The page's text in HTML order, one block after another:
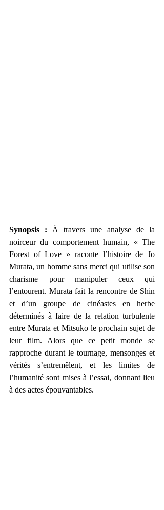
Synopsis : À travers une analyse de la
noirceur du comportement humain, « The
Forest of Love » raconte l’histoire de Jo
Murata, un homme sans merci qui utilise son
charisme pour manipuler ceux qui
l’entourent. Murata fait la rencontre de Shin
et d’un groupe de cinéastes en herbe
déterminés à faire de la relation turbulente
entre Murata et Mitsuko le prochain sujet de
leur film. Alors que ce petit monde se
rapproche durant le tournage, mensonges et
vérités s’entremêlent, et les limites de
l’humanité sont mises à l’essai, donnant lieu
à des actes épouvantables.